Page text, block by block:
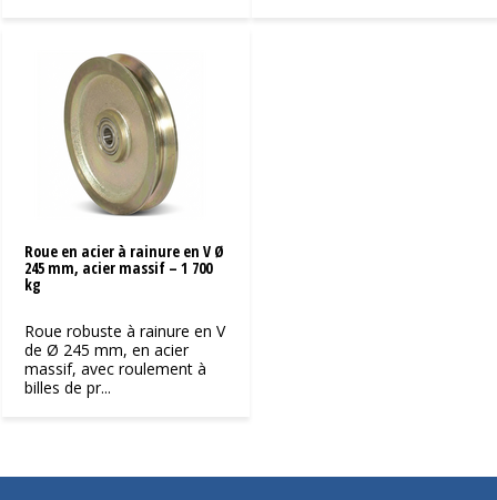
Roue en acier à rainure en V Ø
245 mm, acier massif – 1 700
kg
Roue robuste à rainure en V
de Ø 245 mm, en acier
massif, avec roulement à
billes de pr...